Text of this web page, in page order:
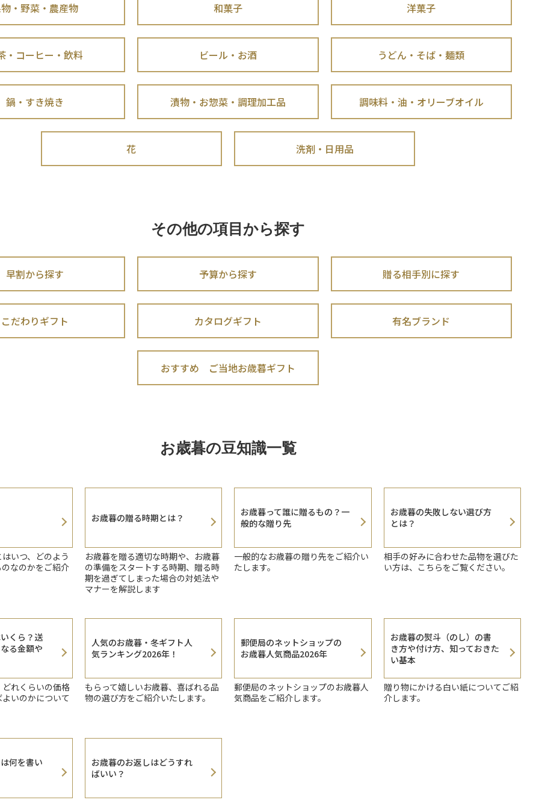
・野菜・農産物 和菓子 洋菓子
・コーヒー・飲料 ビール・お酒 うどん・そば・麺類
鍋・すき焼き 漬物・お惣菜・調理加工品 調味料・油・オリーブオイル
花 洗剤・日用品
その他の項目から探す
早割から探す 予算から探す 贈る相手別に探す
こだわりギフト カタログギフト 有名ブランド
おすすめ ご当地お歳暮ギフト
お歳暮の豆知識一覧
いつ、どのよう
なのかをご紹介
お歳暮の贈る時期とは？
お歳暮を贈る適切な時期や、お歳暮
の準備をスタートする時期、贈る時
期を過ぎてしまった場合の対処法や
マナーを解説します
お歳暮って誰に贈るもの？一
般的な贈り先
一般的なお歳暮の贈り先をご紹介い
たします。
お歳暮の失敗しない選び方
とは？
相手の好みに合わせた品物を選びた
い方は、こちらをご覧ください。
くら？送
る金額や
れくらいの価格
いのかについて
人気のお歳暮・冬ギフト人
気ランキング2026年！
もらって嬉しいお歳暮、喜ばれる品
物の選び方をご紹介いたします。
郵便局のネットショップの
お歳暮人気商品2026年
郵便局のネットショップのお歳暮人
気商品をご紹介します。
お歳暮の熨斗（のし）の書
き方や付け方、知っておきた
い基本
贈り物にかける白い紙についてご紹
介します。
何を書い
お歳暮のお返しはどうすれ
ばいい？